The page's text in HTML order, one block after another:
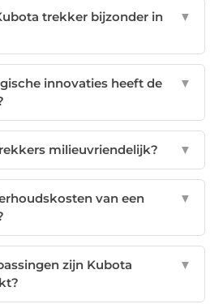
trekker bijzonder in
▼
innovaties heeft de
▼
milieuvriendelijk? ▼
van een
▼
zijn Kubota
▼